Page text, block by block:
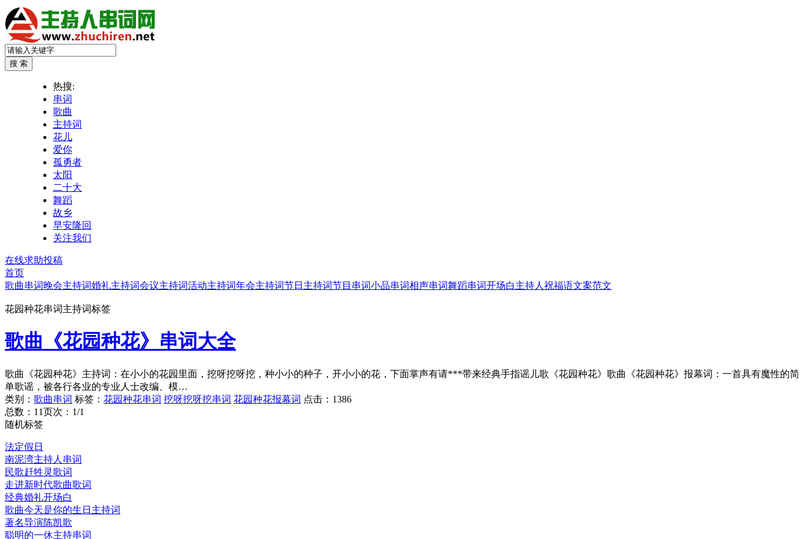
热搜:
串词
歌曲
主持词
花儿
爱你
孤勇者
太阳
二十大
舞蹈
故乡
早安隆回
关注我们
在线求助投稿
首页
歌曲串词晚会主持词婚礼主持词会议主持词活动主持词年会主持词节日主持词节目串词小品串词相声串词舞蹈串词开场白主持人 祝福语文案范文
花园种花串词主持词标签
歌曲《花园种花》串词大全
歌曲《花园种花》主持词：在小小的花园里面，挖呀挖呀挖，种小小的种子，开小小的花，下面掌声有请***带来经典手指谣儿歌《花园种花》歌曲《花园种花》报幕词：一首具有魔性的简
单歌谣，被各行各业的专业人士改编、模…
类别： 歌曲串词 标签： 花园种花串词 挖呀挖呀挖串词 花园种花报幕词 点击： 1386
总数：1 1页次：1/1
随机标签
法定假日
南泥湾主持人串词
民歌赶牲灵歌词
走进新时代歌曲歌词
经典婚礼开场白
歌曲今天是你的生日主持词
著名导演陈凯歌
聪明的一休主持串词